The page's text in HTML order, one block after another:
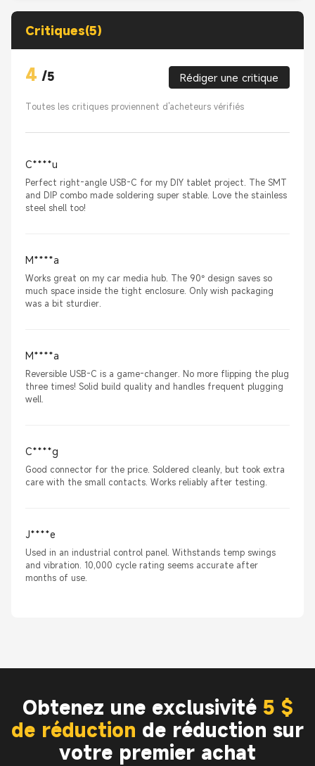
Critiques(5)
4 /5 Rédiger une critique
Toutes les critiques proviennent d'acheteurs vérifiés
C****u
Perfect right-angle USB-C for my DIY tablet project. The SMT
and DIP combo made soldering super stable. Love the stainless
steel shell too!
M****a
Works great on my car media hub. The 90° design saves so
much space inside the tight enclosure. Only wish packaging
was a bit sturdier.
M****a
Reversible USB-C is a game-changer. No more flipping the plug
three times! Solid build quality and handles frequent plugging
well.
C****g
Good connector for the price. Soldered cleanly, but took extra
care with the small contacts. Works reliably after testing.
J****e
Used in an industrial control panel. Withstands temp swings
and vibration. 10,000 cycle rating seems accurate after
months of use.
Obtenez une exclusivité 5 $
de réduction de réduction sur
votre premier achat